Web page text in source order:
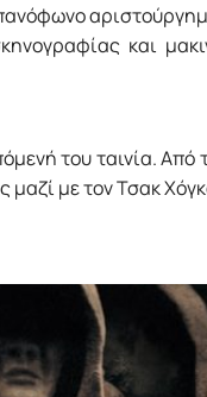
και
του ταινία.
μαζί με τον Τσακ